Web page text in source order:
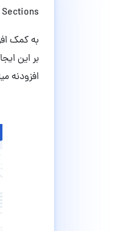
Sections یکی از آنهاست. این افزودنی قابلیت ویرایش هر قسمت از صفحه را به طراحان میدهد.
بر این
افزودنه